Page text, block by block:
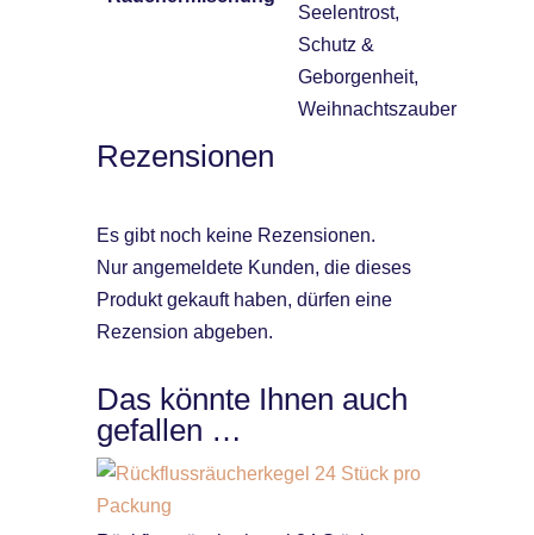
Seelentrost,
Schutz &
Geborgenheit,
Weihnachtszauber
Rezensionen
Es gibt noch keine Rezensionen.
Nur angemeldete Kunden, die dieses
Produkt gekauft haben, dürfen eine
Rezension abgeben.
Das könnte Ihnen auch
gefallen …